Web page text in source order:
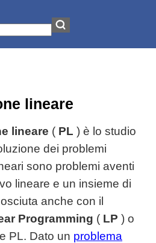
lineare
lineare ( PL ) è lo studio
dei problemi
sono problemi aventi
lineare e un insieme di
anche con il
Programming ( LP ) o
PL. Dato un problema